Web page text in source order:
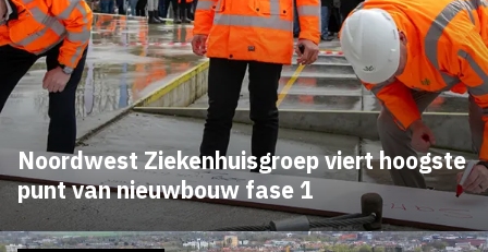
Noordwest Ziekenhuisgroep viert hoogste
punt van nieuwbouw fase 1